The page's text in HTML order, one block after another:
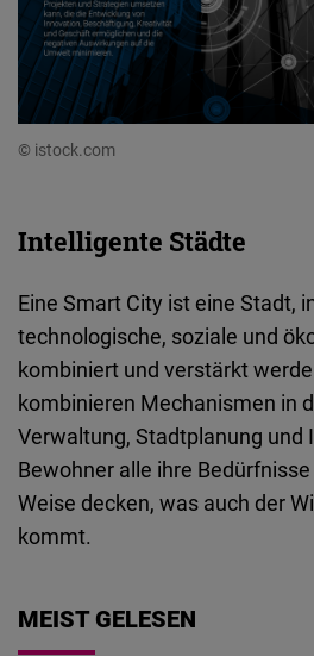
© istock.com
Intelligente Städte
Eine Smart City ist eine Stadt,
technologische, soziale und
kombiniert und verstärkt
kombinieren Mechanismen in
Verwaltung, Stadtplanung und
Bewohner alle ihre
Weise decken, was auch der
kommt.
MEIST GELESEN